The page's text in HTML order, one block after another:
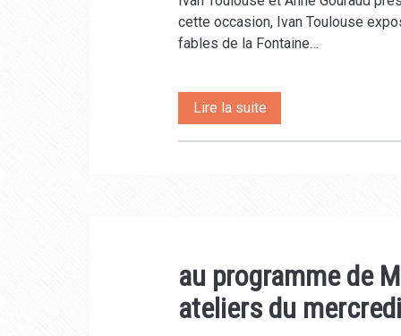
cette occasion, Ivan Toulouse
fables de la Fontaine…
Lire la suiteSpectacle
« Sagesses »
de
la
au programme de
ateliers du